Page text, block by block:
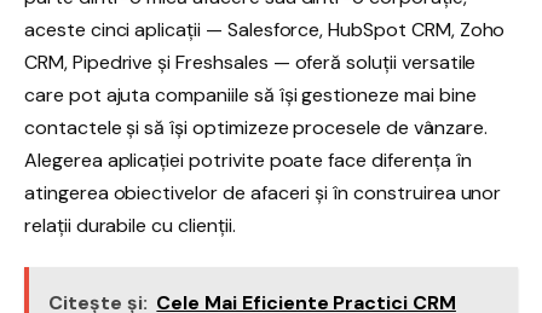
aceste cinci aplicații — Salesforce, HubSpot CRM, Zoho
CRM, Pipedrive și Freshsales — oferă soluții versatile
care pot ajuta companiile să își gestioneze mai bine
contactele și să își optimizeze procesele de vânzare.
Alegerea aplicației potrivite poate face diferența în
atingerea obiectivelor de afaceri și în construirea unor
relații durabile cu clienții.
Citește și: Cele Mai Eficiente Practici CRM